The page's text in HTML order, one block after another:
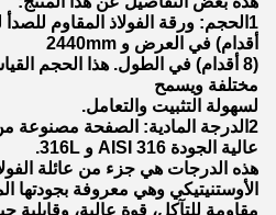
أقدام) في العرض و 2440mm
(8 أقدام) في الطول. هذا الحجم
مختلفة ويسمح
لسهولة التثبيت والتعامل.
2الدرجة المادية: الصفحة مصنوعة
عالية الجودة AISI 316 و 316L.
هذه الدرجات هي جزء من عائلة
الأوستنيتيكي وهي معروفة بجودتها
مقاومة للتآكل، قوة عالية، وقابلية